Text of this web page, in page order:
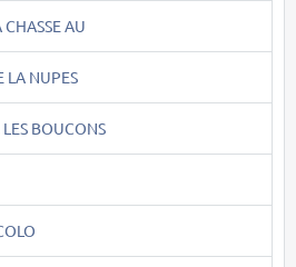
AU
LA NUPES
BOUCONS